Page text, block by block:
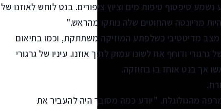
נשמע טיפטוף טיפות מים וציוץ ציפורים. בנט לוחש לאוזנו של
מריונטה שהחוטים שלה נותקו מהראש."
מדיטטיבי כשלפתע המוזיקה משתתקת, וכמו בתיאום
ודוחף את לשונו עמוק לתוך אוזנו. עיניו של גרגורי
אך בנט אוחז בו בחוזקה.
מהגולוגלת. "יודע כמה מסובך היה להעביר את